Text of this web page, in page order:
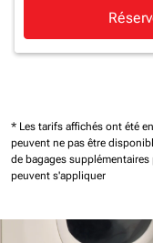
* Les tarifs affichés ont été
peuvent ne pas être
de bagages
peuvent s'appliquer